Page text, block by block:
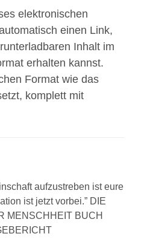
elektronischen
einen Link,
Inhalt im
erhalten kannst.
Format wie das
komplett mit
aufzustreben ist eure
ist jetzt vorbei.” DIE
MENSCHHEIT BUCH